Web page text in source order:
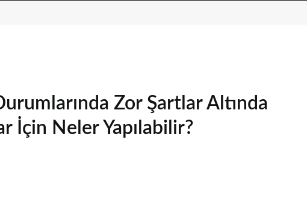
Zor Şartlar Altında
İçin Neler Yapılabilir?